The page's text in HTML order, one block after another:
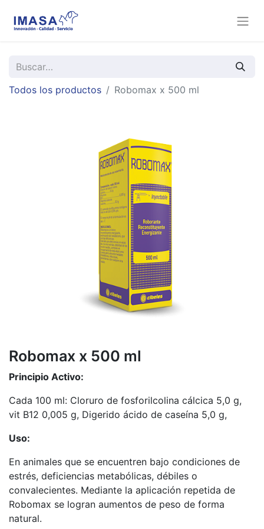
Todos los productos Robomax x 500 ml
Robomax x 500 ml
Principio Activo:
Cada 100 ml: Cloruro de fosforilcolina cálcica 5,0 g,
vit B12 0,005 g, Digerido ácido de caseína 5,0 g,
Uso:
En animales que se encuentren bajo condiciones de
estrés, deficiencias metabólicas, débiles o
convalecientes. Mediante la aplicación repetida de
Robomax se logran aumentos de peso de forma
natural.